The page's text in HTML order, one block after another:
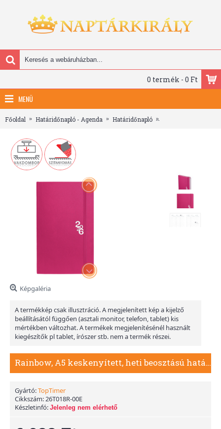
0 termék - 0 Ft
MENÜ
Főoldal Határidőnapló - Agenda Határidőnapló
Képgaléria
A termékkép csak illusztráció. A megjelenített kép a kijelző
beállításától függően (asztali monitor, telefon, tablet) kis
mértékben változhat. A termékek megjelenítésénél használt
kiegészítők pl tablet, írószer stb. nem a termék részei.
Rainbow, A5 keskenyített, heti beosztású határidőnapló, Pink
Gyártó:TopTimer
Cikkszám:26T018R-00E
Készletinfó: Jelenleg nem elérhető